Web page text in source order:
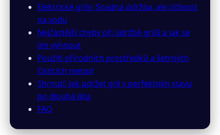
Elektrické grily: Snadná údržba, ale citlivost
na vodu
Nejčastější chyby při údržbě grilů a jak se
jim vyhnout
Použití přírodních prostředků a šetrných
čisticích metod
Shrnutí: Jak udržet gril v perfektním stavu
po dlouhá léta
FAQ